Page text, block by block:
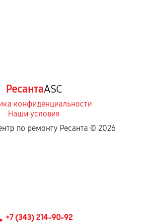
РесантаASC
конфиденциальности
Наши условия
по ремонту Ресанта © 2026
+7 (343) 214-90-92